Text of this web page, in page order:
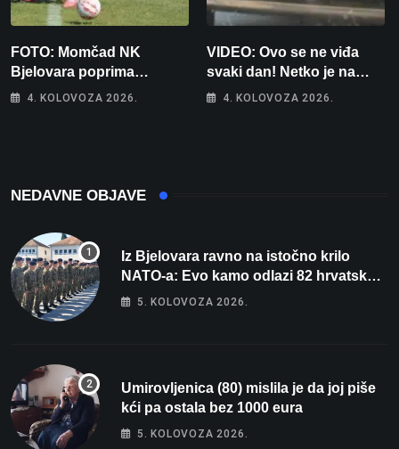
FOTO: Momčad NK
Bjelovara poprima
jesenski izgled
4. KOLOVOZA 2026.
VIDEO: Ovo se ne viđa
svaki dan! Netko je na
auto stavio – ručno
4. KOLOVOZA 2026.
NEDAVNE OBJAVE
Iz Bjelovara ravno na istočno krilo
NATO-a: Evo kamo odlazi 82 hrvatska
vojnika i 6 vojnikinja
5. KOLOVOZA 2026.
Umirovljenica (80) mislila je da joj piše
kći pa ostala bez 1000 eura
5. KOLOVOZA 2026.